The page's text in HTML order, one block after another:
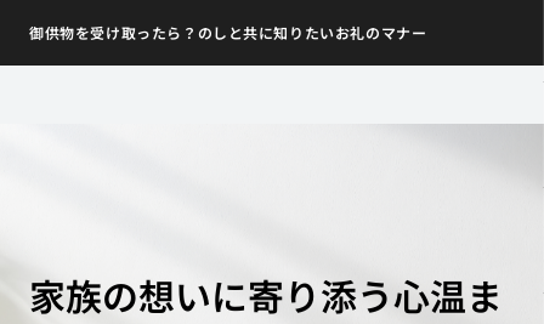
御供物を受け取ったら？のしと共に知りたいお礼のマナー
家族の想いに寄り添う心温ま